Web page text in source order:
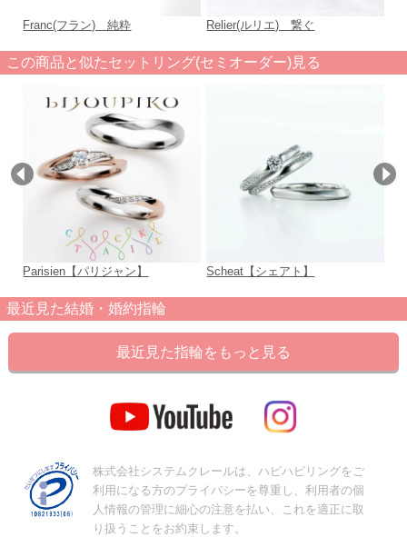
Franc(フラン) 純粋 Relier(ルリエ) 繋ぐ
この商品と似たセットリング(セミオーダー)見る
Parisien【パリジャン】 Scheat【シェアト】
最近見た結婚・婚約指輪
最近見た指輪をもっと見る
株式会社システムクレールは、ハピハピリングをご
利用になる方のプライバシーを尊重し、利用者の個
人情報の管理に細心の注意を払い、これを適正に取
り扱うことをお約束します。